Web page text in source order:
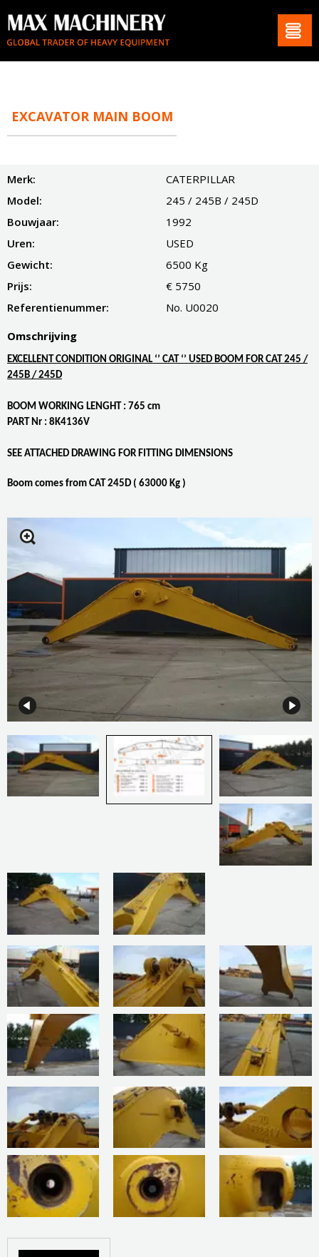
EXCAVATOR MAIN BOOM
Merk:
CATERPILLAR
Model:
245 / 245B / 245D
Bouwjaar:
1992
Uren:
USED
Gewicht:
6500 Kg
Prijs:
€ 5750
Referentienummer:
No. U0020
Omschrijving
EXCELLENT CONDITION ORIGINAL ‘’ CAT ‘’ USED BOOM FOR CAT 245 /
245B / 245D
BOOM WORKING LENGHT : 765 cm
PART Nr : 8K4136V
SEE ATTACHED DRAWING FOR FITTING DIMENSIONS
Boom comes from CAT 245D ( 63000 Kg )